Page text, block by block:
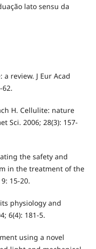
lato sensu da
a review. J Eur Acad
62.
H. Cellulite: nature
Sci. 2006; 28(3): 157-
the safety and
in the treatment of the
15-20.
physiology and
6(4): 181-5.
using a novel